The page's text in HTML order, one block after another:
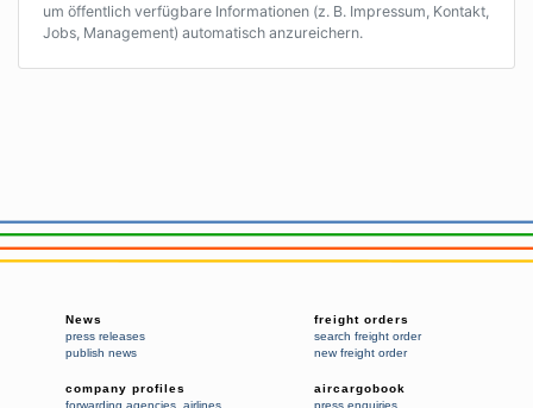
um öffentlich verfügbare Informationen (z. B. Impressum, Kontakt,
Jobs, Management) automatisch anzureichern.
News
press releases
publish news
freight orders
search freight order
new freight order
company profiles
forwarding agencies airlines
aircargobook
press enquiries